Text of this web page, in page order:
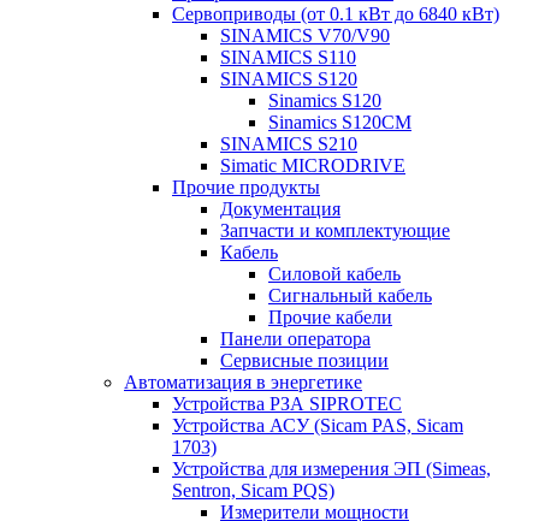
Сервоприводы (от 0.1 кВт до 6840 кВт)
SINAMICS V70/V90
SINAMICS S110
SINAMICS S120
Sinamics S120
Sinamics S120CM
SINAMICS S210
Simatic MICRODRIVE
Прочие продукты
Документация
Запчасти и комплектующие
Кабель
Силовой кабель
Сигнальный кабель
Прочие кабели
Панели оператора
Сервисные позиции
Автоматизация в энергетике
Устройства РЗА SIPROTEC
Устройства АСУ (Sicam PAS, Sicam
1703)
Устройства для измерения ЭП (Simeas,
Sentron, Sicam PQS)
Измерители мощности